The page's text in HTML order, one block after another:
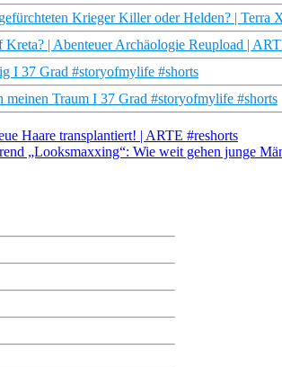
Krieger Killer oder Helden? | Terra
| Abenteuer Archäologie Reupload |
I 37 Grad #storyofmylife #shorts
meinen Traum I 37 Grad #storyofmylife #shorts
Haare transplantiert! | ARTE #reshorts
„Looksmaxxing“: Wie weit gehen junge